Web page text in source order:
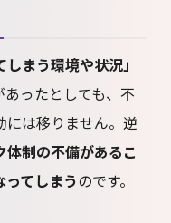
しまう環境や状況」
ったとしても、不
は移りません。逆
制の不備があるこ
てしまうのです。